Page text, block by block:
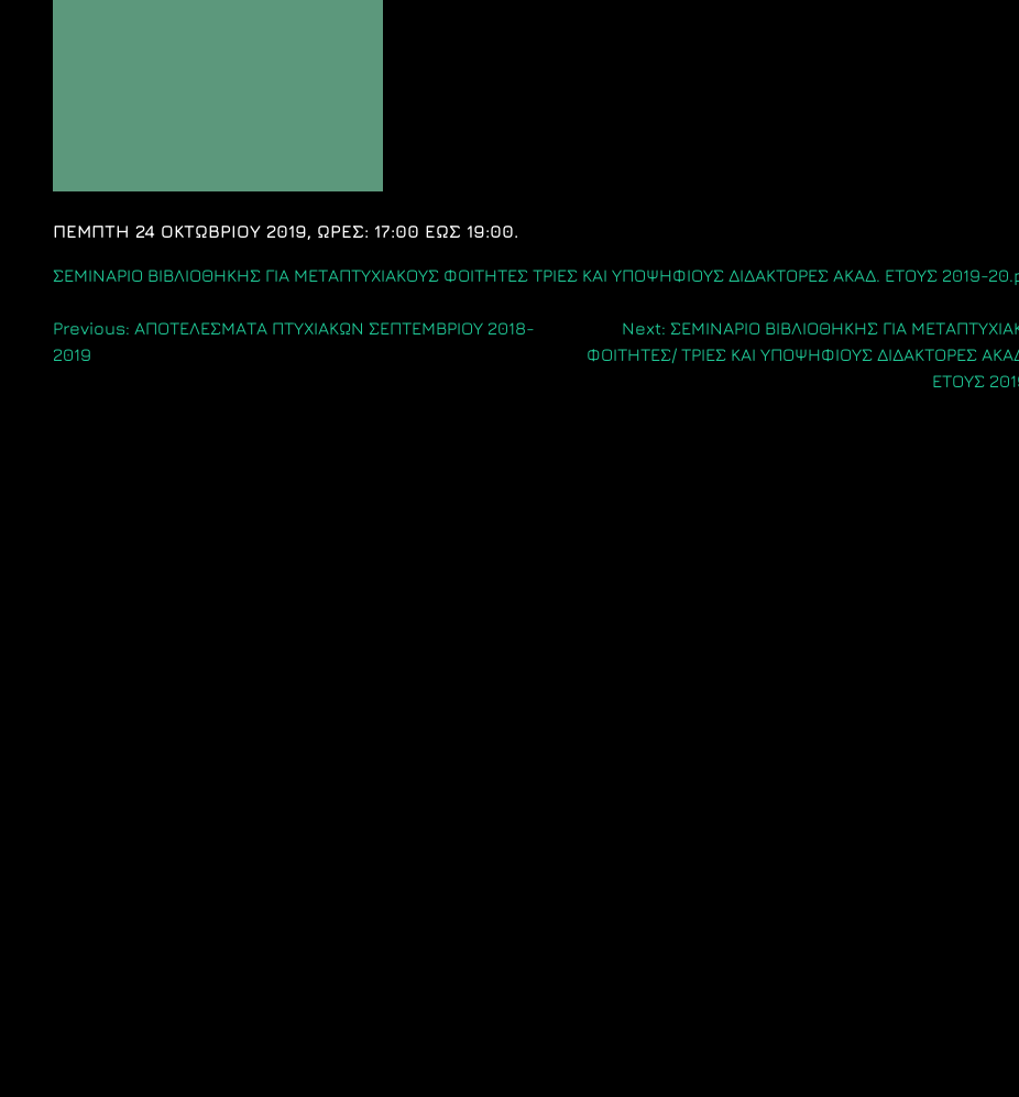
ΠΕΜΠΤΗ 24 ΟΚΤΩΒΡΙΟΥ 2019, ΩΡΕΣ: 17:00 ΕΩΣ 19:00.
ΣΕΜΙΝΑΡΙΟ ΒΙΒΛΙΟΘΗΚΗΣ ΓΙΑ ΜΕΤΑΠΤΥΧΙΑΚΟΥΣ ΦΟΙΤΗΤΕΣ ΤΡΙΕΣ ΚΑΙ ΥΠΟΨΗΦΙΟΥΣ ΔΙΔΑΚΤΟΡΕΣ ΑΚΑΔ. ΕΤΟΥΣ 2019-
Πλοήγηση
Previous: ΑΠΟΤΕΛΕΣΜΑΤΑ ΠΤΥΧΙΑΚΩΝ ΣΕΠΤΕΜΒΡΙΟΥ 2018-
2019
Next: ΣΕΜΙΝΑΡΙΟ ΒΙΒΛΙΟΘΗΚΗΣ ΓΙΑ
ΦΟΙΤΗΤΕΣ/ ΤΡΙΕΣ ΚΑΙ ΥΠΟΨΗΦΙΟΥΣ ΔΙΔΑΚΤΟΡΕΣ
ΕΤΟΥΣ